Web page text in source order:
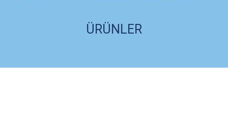
ÜRÜNLER